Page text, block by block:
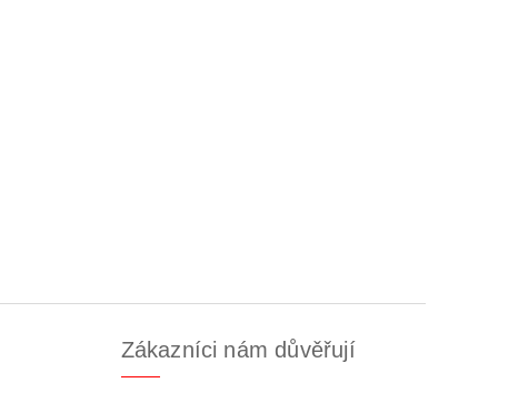
Zákazníci nám důvěřují